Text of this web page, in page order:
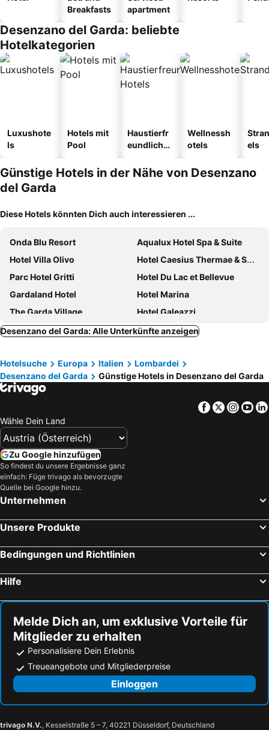
Breakfasts
apartment
Desenzano del Garda: beliebte
Hotelkategorien
Luxushote
ls
Hotels mit
Pool
Haustierfr
eundliche
Wellnessh
otels
els
Günstige Hotels in der Nähe von Desenzano
del Garda
Diese Hotels könnten Dich auch interessieren ...
Onda Blu Resort
Aqualux Hotel Spa & Suite
Hotel Villa Olivo
Hotel Caesius Thermae & Spa Resort
Parc Hotel Gritti
Hotel Du Lac et Bellevue
Gardaland Hotel
Hotel Marina
The Garda Village
Hotel Galeazzi
Parc Hotel Germano Suites & Apartments
Hotel Nettuno
Hotel Bella Lazise
Gardaland Hotel Magic & Adventure
Leonardo Hotel Lago di Garda - Wellness and Spa
Hotel Ca' Serena
Hotel Marco Polo
Hotel Corte Valier
Hotel 4 Stagioni Sensus Spa
Park Hotel Casimiro
WANDERLUST HOTEL - Bardolino, Lago di Garda - Verona
Hotel Villa Maria
Hotel Europa
Palazzo della Scala Spa Hotel Suites & Apartments
Hotel Maximilian
Color Hotel Style, Design & Gourmet
Le Ali Del Frassino
Hotel Maderno by Double Hospitality
Park Hotel Oasi
Hotel San Marco
Quellenhof Luxury Resort Lazise
SPA Hotel Splendid Sole
Red & Blu Apartments
Viola Relais
Casa Bonotto
La Piccola Matilde
Desenzano del Garda: Alle Unterkünfte anzeigen
Hotelsuche Europa Italien
Lombardei
Desenzano del Garda
Günstige Hotels in Desenzano del Garda
Facebook
Twitter
Wähle Dein Land
Zu Google hinzufügen
So findest du unsere Ergebnisse ganz
einfach: Füge trivago als bevorzugte
Quelle bei Google hinzu.
Unternehmen
Unsere Produkte
Bedingungen und Richtlinien
Hilfe
Melde Dich an, um exklusive Vorteile für
Mitglieder zu erhalten
Personalisiere Dein Erlebnis
Treueangebote und Mitgliederpreise
Einloggen
trivago N.V., Kesselstraße 5 – 7, 40221 Düsseldorf, Deutschland